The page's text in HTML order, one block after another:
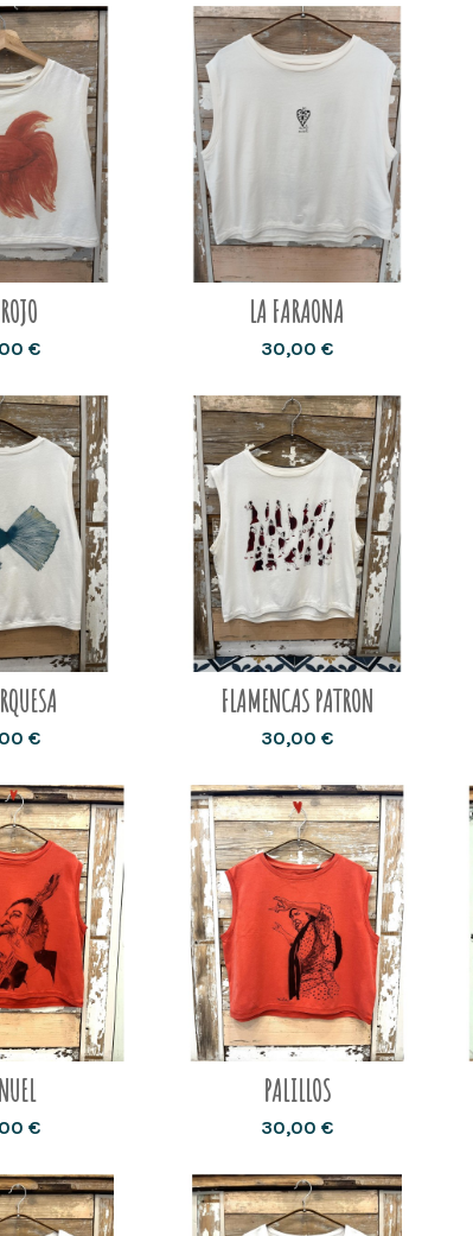
€
LA FARAONA
30,00 €
€
FLAMENCAS PATRON
30,00 €
€
PALILLOS
30,00 €